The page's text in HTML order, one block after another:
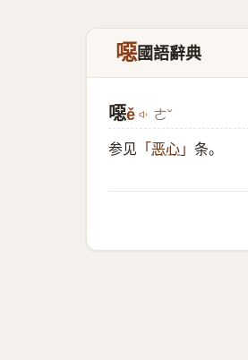
噁國語辭典
噁ě ㄜˇ
参见 「 恶心 」 条。